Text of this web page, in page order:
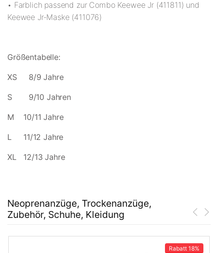
• Farblich passend zur Combo Keewee Jr (411811) und
Keewee Jr-Maske (411076)
Größentabelle:
XS 8/9 Jahre
S 9/10 Jahren
M 10/11 Jahre
L 11/12 Jahre
XL 12/13 Jahre
Neoprenanzüge, Trockenanzüge,
Zubehör, Schuhe, Kleidung
Rabatt 18%